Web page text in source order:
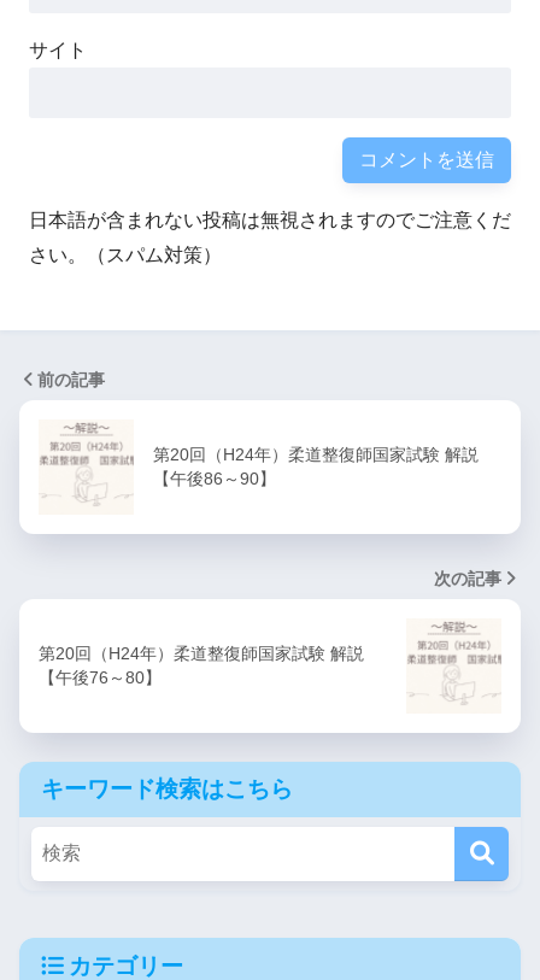
サイト
日本語が含まれない投稿は無視されますのでご注意くだ
さい。（スパム対策）
前の記事
第20回（H24年）柔道整復師国家試験 解説
【午後86～90】
次の記事
第20回（H24年）柔道整復師国家試験 解説
【午後76～80】
キーワード検索はこちら
カテゴリー